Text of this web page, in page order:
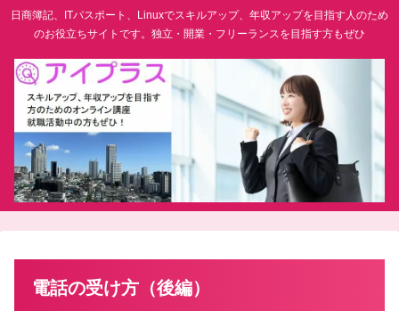
日商簿記、ITパスポート、Linuxでスキルアップ、年収アップを目指す人のため
のお役立ちサイトです。独立・開業・フリーランスを目指す方もぜひ
電話の受け方（後編）